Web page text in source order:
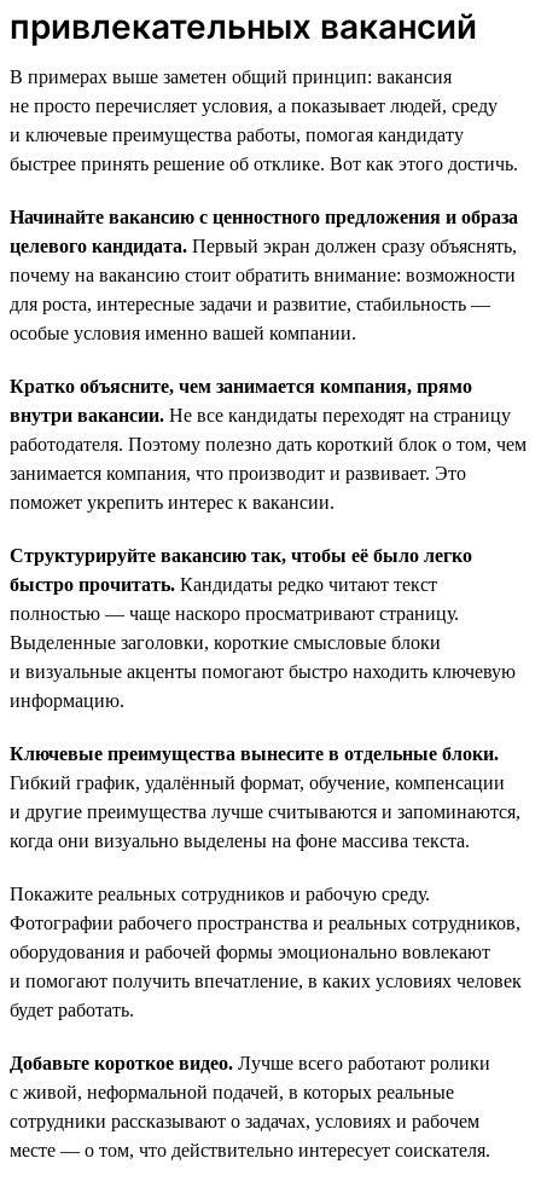
привлекательных вакансий
В примерах выше заметен общий принцип: вакансия
не просто перечисляет условия, а показывает людей, среду
и ключевые преимущества работы, помогая кандидату
быстрее принять решение об отклике. Вот как этого достичь.
Начинайте вакансию с ценностного предложения и образа
целевого кандидата. Первый экран должен сразу объяснять,
почему на вакансию стоит обратить внимание: возможности
для роста, интересные задачи и развитие, стабильность —
особые условия именно вашей компании.
Кратко объясните, чем занимается компания, прямо
внутри вакансии. Не все кандидаты переходят на страницу
работодателя. Поэтому полезно дать короткий блок о том, чем
занимается компания, что производит и развивает. Это
поможет укрепить интерес к вакансии.
Структурируйте вакансию так, чтобы её было легко
быстро прочитать. Кандидаты редко читают текст
полностью — чаще наскоро просматривают страницу.
Выделенные заголовки, короткие смысловые блоки
и визуальные акценты помогают быстро находить ключевую
информацию.
Ключевые преимущества вынесите в отдельные блоки.
Гибкий график, удалённый формат, обучение, компенсации
и другие преимущества лучше считываются и запоминаются,
когда они визуально выделены на фоне массива текста.
Покажите реальных сотрудников и рабочую среду.
Фотографии рабочего пространства и реальных сотрудников,
оборудования и рабочей формы эмоционально вовлекают
и помогают получить впечатление, в каких условиях человек
будет работать.
Добавьте короткое видео. Лучше всего работают ролики
с живой, неформальной подачей, в которых реальные
сотрудники рассказывают о задачах, условиях и рабочем
месте — о том, что действительно интересует соискателя.